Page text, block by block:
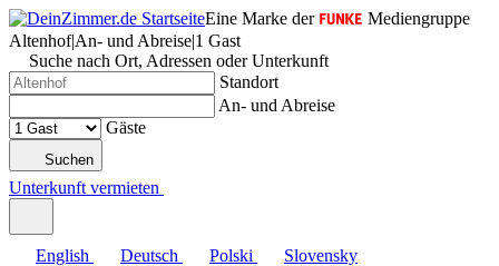
Eine Marke der
Mediengruppe
Altenhof|An- und Abreise|1 Gast
Suche nach Ort, Adressen oder Unterkunft
Standort
An- und Abreise
Gäste
Suchen
Unterkunft vermieten
English Deutsch Polski Slovensky